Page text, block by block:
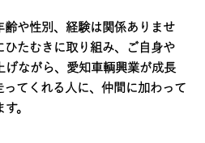
齢や性別、経験は関係ありませ
ひたむきに取り組み、ご自身や
げながら、愛知車輌興業が成長
ってくれる人に、仲間に加わって
。